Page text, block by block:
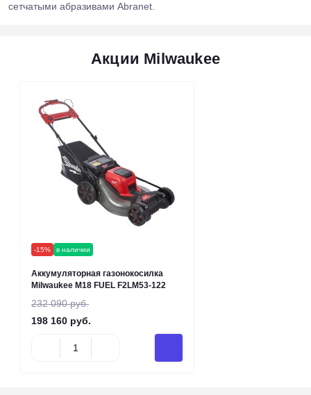
сетчатыми абразивами Abranet.
Акции Milwaukee
-15% в наличии
Аккумуляторная газонокосилка
Milwaukee M18 FUEL F2LM53-122
232 090 руб.
198 160 руб.